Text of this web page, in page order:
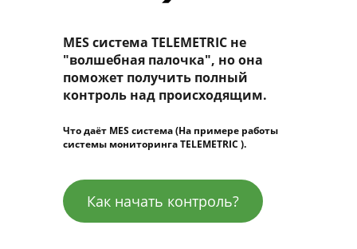
MES система TELEMETRIC не
"волшебная палочка", но она
поможет получить полный
контроль над происходящим.
Что даёт MES система (На примере работы
системы мониторинга TELEMETRIC ).
Как начать контроль?